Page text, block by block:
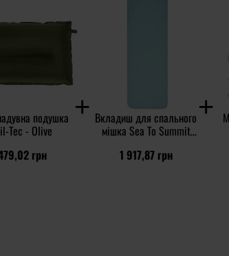
подушка
Tec - Olive
грн
Вкладиш для спального
мішка Sea To Summit
Bag Liner Rectangular
1 917,87 грн